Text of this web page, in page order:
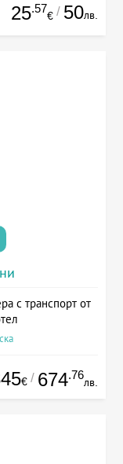
25.57
€ / 50лв.
с транспорт от
€ / 674.76
лв.